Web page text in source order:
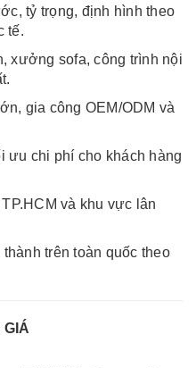
tỷ trọng, định hình theo
tế.
xưởng sofa, công trình nội
gia công OEM/ODM và
ưu chi phí cho khách hàng
và khu vực lân
trên toàn quốc theo
GIÁ